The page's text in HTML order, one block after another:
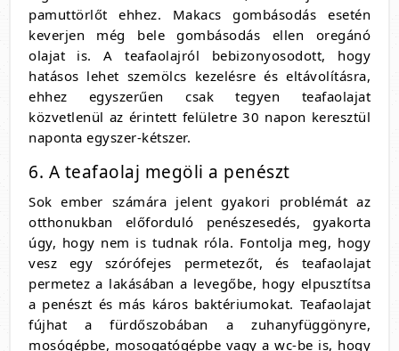
pamuttörlőt ehhez. Makacs gombásodás esetén
keverjen még bele gombásodás ellen oregánó
olajat is. A teafaolajról bebizonyosodott, hogy
hatásos lehet szemölcs kezelésre és eltávolításra,
ehhez egyszerűen csak tegyen teafaolajat
közvetlenül az érintett felületre 30 napon keresztül
naponta egyszer-kétszer.
6. A teafaolaj megöli a penészt
Sok ember számára jelent gyakori problémát az
otthonukban előforduló penészesedés, gyakorta
úgy, hogy nem is tudnak róla. Fontolja meg, hogy
vesz egy szórófejes permetezőt, és teafaolajat
permetez a lakásában a levegőbe, hogy elpusztítsa
a penészt és más káros baktériumokat. Teafaolajat
fújhat a fürdőszobában a zuhanyfüggönyre,
mosógépbe, mosogatógépbe vagy a wc-be is, hogy